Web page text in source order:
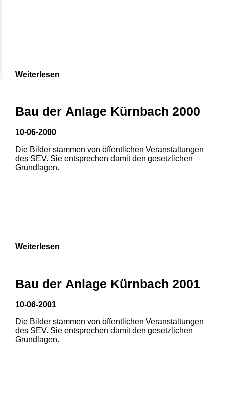
Weiterlesen
Bau der Anlage Kürnbach 2000
10-06-2000
Die Bilder stammen von öffentlichen Veranstaltungen
des SEV. Sie entsprechen damit den gesetzlichen
Grundlagen.
Weiterlesen
Bau der Anlage Kürnbach 2001
10-06-2001
Die Bilder stammen von öffentlichen Veranstaltungen
des SEV. Sie entsprechen damit den gesetzlichen
Grundlagen.